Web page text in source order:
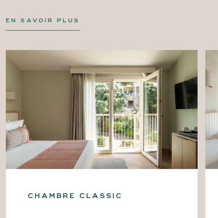
EN SAVOIR PLUS
CHAMBRE CLASSIC